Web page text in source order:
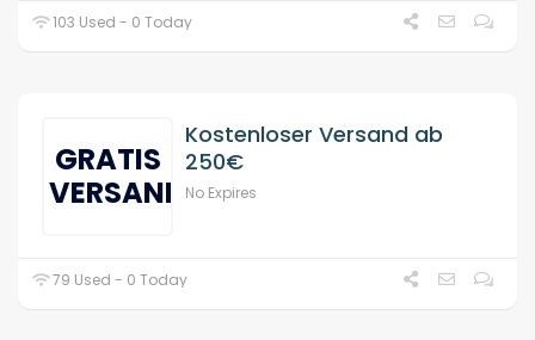
103 Used - 0 Today
GRATIS
VERSAND
Kostenloser Versand ab
250€
No Expires
79 Used - 0 Today